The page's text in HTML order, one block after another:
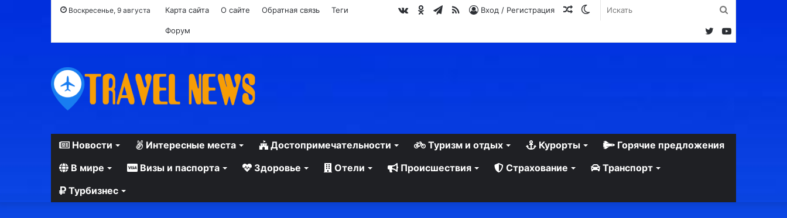
Воскресенье, 9 августа Карта сайта О сайте Обратная связь Теги
Форум
Switch
Случайная
Вход / Регистрация
RSS
Telegram
Одноклассники
vk.com
YouTube
Twitter
Новости Интересные места Достопримечательности Туризм и отдых Курорты
Горячие предложения
В мире
Визы и паспорта Здоровье Отели Происшествия Страхование
Транспорт
Турбизнес